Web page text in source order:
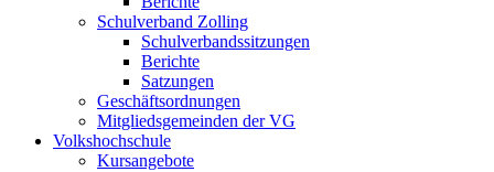
Schulverband Zolling
Schulverbandssitzungen
Berichte
Satzungen
Geschäftsordnungen
Mitgliedsgemeinden der VG
Volkshochschule
Kursangebote